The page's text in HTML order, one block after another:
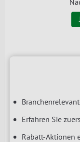
Erfahren Sie
Rabatt-Aktionen